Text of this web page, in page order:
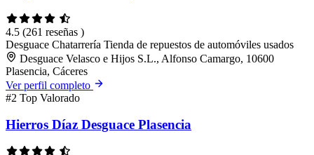
4.5 (261 reseñas )
Desguace Chatarrería Tienda de repuestos de automóviles usados
Desguace Velasco e Hijos S.L., Alfonso Camargo, 10600
Plasencia, Cáceres
Ver perfil completo
#2 Top Valorado
Hierros Díaz Desguace Plasencia